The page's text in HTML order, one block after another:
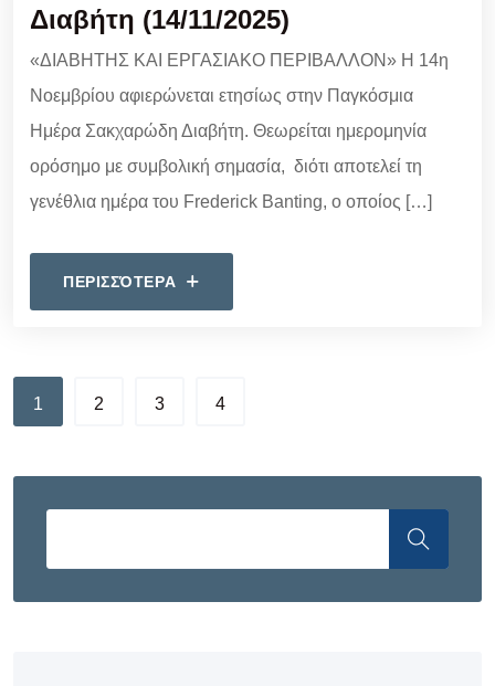
Διαβήτη (14/11/2025)
«ΔΙΑΒΗΤΗΣ ΚΑΙ ΕΡΓΑΣΙΑΚΟ ΠΕΡΙΒΑΛΛΟΝ» Η 14η
Νοεμβρίου αφιερώνεται ετησίως στην Παγκόσμια
Ημέρα Σακχαρώδη Διαβήτη. Θεωρείται ημερομηνία
ορόσημο με συμβολική σημασία, διότι αποτελεί τη
γενέθλια ημέρα του Frederick Banting, ο οποίος […]
ΠΕΡΙΣΣΌΤΕΡΑ
1 2 3 4